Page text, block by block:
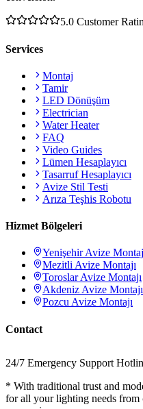
5.0 Customer
Services
Montaj
Tamir
LED Dönüşüm
Electrician
Water Heater
FAQ
Video Guides
Lümen Hesaplayıcı
Tasarruf Hesaplayıcı
Avize Stil Testi
Arıza Teşhis Robotu
Hizmet Bölgeleri
YenişehirAvize
MezitliAvize Montajı
ToroslarAvize Montajı
AkdenizAvize Montajı
PozcuAvize Montajı
Contact
24/7 Emergency Support
* With traditional trust and
for all your lighting needs